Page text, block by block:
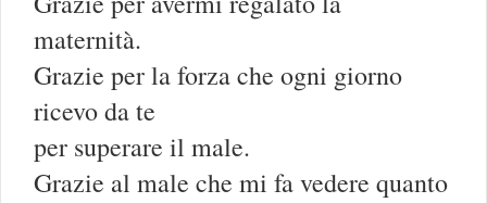
maternità.
Grazie per la forza che ogni giorno
ricevo da te
per superare il male.
Grazie al male che mi fa vedere quanto